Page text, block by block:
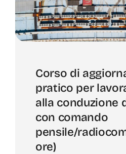
Corso di
pratico per
alla conduzione
con comando
pensile/
ore)